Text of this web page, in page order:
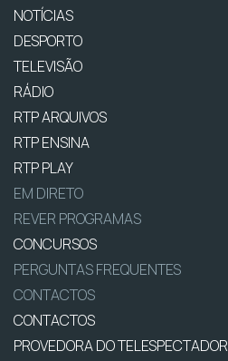
NOTÍCIAS
DESPORTO
TELEVISÃO
RÁDIO
RTP ARQUIVOS
RTP ENSINA
RTP PLAY
EM DIRETO
REVER PROGRAMAS
CONCURSOS
PERGUNTAS FREQUENTES
CONTACTOS
CONTACTOS
PROVEDORA DO TELESPECTADOR